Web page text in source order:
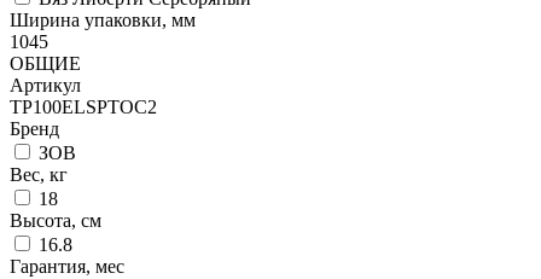
Ширина упаковки, мм
1045
ОБЩИЕ
Артикул
TP100ELSPTOC2
Бренд
ЗОВ
Вес, кг
18
Высота, см
16.8
Гарантия, мес